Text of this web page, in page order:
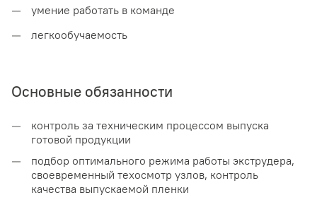
— умение работать в команде
— легкообучаемость
Основные обязанности
—
контроль за техническим процессом выпуска
готовой продукции
—
подбор оптимального режима работы экструдера,
своевременный техосмотр узлов, контроль
качества выпускаемой пленки